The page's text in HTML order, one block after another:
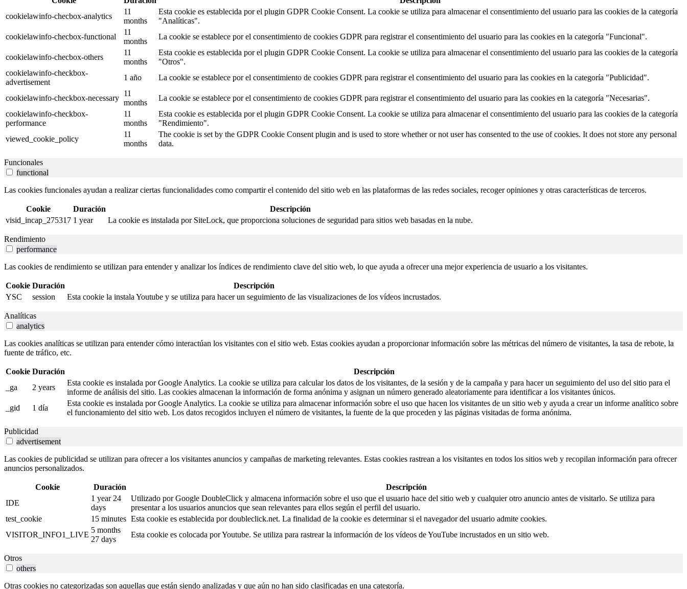
cookielawinfo-checbox-analytics
11
months
Esta cookie es establecida por el plugin GDPR Cookie Consent. La cookie se utiliza para almacenar el consentimiento del usuario para las cookies de la categoría
"Analíticas".
cookielawinfo-checbox-functional
11
months
La cookie se establece por el consentimiento de cookies GDPR para registrar el consentimiento del usuario para las cookies en la categoría "Funcional".
cookielawinfo-checbox-others
11
months
Esta cookie es establecida por el plugin GDPR Cookie Consent. La cookie se utiliza para almacenar el consentimiento del usuario para las cookies de la categoría
"Otros".
cookielawinfo-checkbox-
advertisement
1 año La cookie se establece por el consentimiento de cookies GDPR para registrar el consentimiento del usuario para las cookies en la categoría "Publicidad".
cookielawinfo-checkbox-necessary
11
months
La cookie se establece por el consentimiento de cookies GDPR para registrar el consentimiento del usuario para las cookies en la categoría "Necesarias".
cookielawinfo-checkbox-
performance
11
months
Esta cookie es establecida por el plugin GDPR Cookie Consent. La cookie se utiliza para almacenar el consentimiento del usuario para las cookies de la categoría
"Rendimiento".
viewed_cookie_policy
11
months
The cookie is set by the GDPR Cookie Consent plugin and is used to store whether or not user has consented to the use of cookies. It does not store any personal
data.
Funcionales
functional
Las cookies funcionales ayudan a realizar ciertas funcionalidades como compartir el contenido del sitio web en las plataformas de las redes sociales, recoger opiniones y otras características de terceros.
Cookie Duración
Descripción
visid_incap_275317 1 year La cookie es instalada por SiteLock, que proporciona soluciones de seguridad para sitios web basadas en la nube.
Rendimiento
performance
Las cookies de rendimiento se utilizan para entender y analizar los índices de rendimiento clave del sitio web, lo que ayuda a ofrecer una mejor experiencia de usuario a los visitantes.
Cookie Duración
Descripción
YSC
session Esta cookie la instala Youtube y se utiliza para hacer un seguimiento de las visualizaciones de los vídeos incrustados.
Analíticas
analytics
Las cookies analíticas se utilizan para entender cómo interactúan los visitantes con el sitio web. Estas cookies ayudan a proporcionar información sobre las métricas del número de visitantes, la tasa de rebote, la
fuente de tráfico, etc.
Cookie Duración
Descripción
_ga
2 years
Esta cookie es instalada por Google Analytics. La cookie se utiliza para calcular los datos de los visitantes, de la sesión y de la campaña y para hacer un seguimiento del uso del sitio para el
informe de análisis del sitio. Las cookies almacenan la información de forma anónima y asignan un número generado aleatoriamente para identificar a los visitantes únicos.
_gid
1 día
Esta cookie es instalada por Google Analytics. La cookie se utiliza para almacenar información sobre el uso que hacen los visitantes de un sitio web y ayuda a crear un informe analítico sobre
el funcionamiento del sitio web. Los datos recogidos incluyen el número de visitantes, la fuente de la que proceden y las páginas visitadas de forma anónima.
Publicidad
advertisement
Las cookies de publicidad se utilizan para ofrecer a los visitantes anuncios y campañas de marketing relevantes. Estas cookies rastrean a los visitantes en todos los sitios web y recopilan información para ofrecer
anuncios personalizados.
Cookie Duración
Descripción
IDE
1 year 24
days
Utilizado por Google DoubleClick y almacena información sobre el uso que el usuario hace del sitio web y cualquier otro anuncio antes de visitarlo. Se utiliza para
presentar a los usuarios anuncios que sean relevantes para ellos según el perfil del usuario.
test_cookie
15 minutes Esta cookie es establecida por doubleclick.net. La finalidad de la cookie es determinar si el navegador del usuario admite cookies.
VISITOR_INFO1_LIVE
5 months
27 days
Esta cookie es colocada por Youtube. Se utiliza para rastrear la información de los vídeos de YouTube incrustados en un sitio web.
Otros
others
Otras cookies no categorizadas son aquellas que están siendo analizadas y que aún no han sido clasificadas en una categoría.